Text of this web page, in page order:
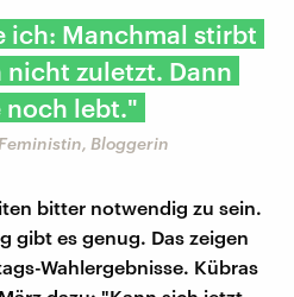
ich: Manchmal stirbt
zuletzt. Dann
noch lebt."
Bloggerin
bitter notwendig zu sein.
gibt es genug. Das zeigen
Wahlergebnisse. Kübras